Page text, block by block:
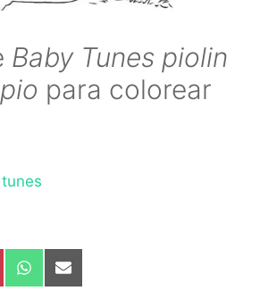
Baby Tunes piolin
para colorear
Share
on
Share
on